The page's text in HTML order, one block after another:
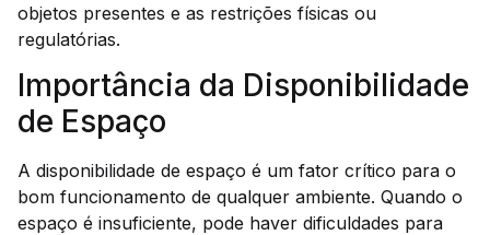
objetos presentes e as restrições físicas ou
regulatórias.
Importância da Disponibilidade
de Espaço
A disponibilidade de espaço é um fator crítico para o
bom funcionamento de qualquer ambiente. Quando o
espaço é insuficiente, pode haver dificuldades para